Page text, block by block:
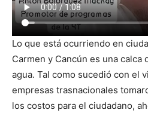
Lo que está ocurriendo en
Carmen y Cancún es una calca
agua. Tal como sucedió con el
empresas trasnacionales
los costos para el ciudadano,